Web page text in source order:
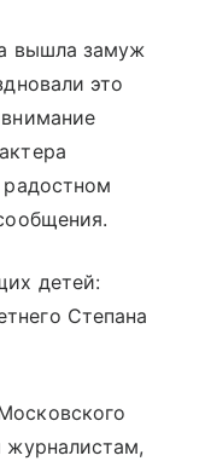
вышла замуж
это
радостном
детей:
Степана
журналистам,